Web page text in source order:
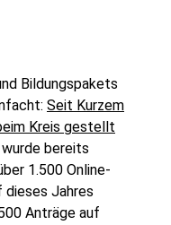
Bildungspakets
Seit Kurzem
Kreis gestellt
bereits
1.500 Online-
dieses Jahres
Anträge auf